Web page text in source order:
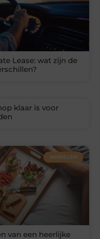
Lease: wat zijn de
klaar is voor
WINKELEN
van een heerlijke